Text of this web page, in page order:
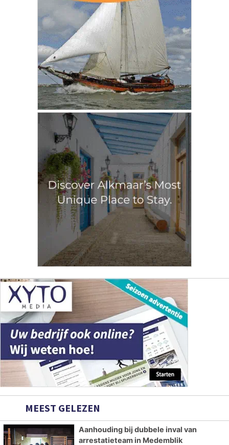
MEEST GELEZEN
Aanhouding bij dubbele inval van
arrestatieteam in Medemblik